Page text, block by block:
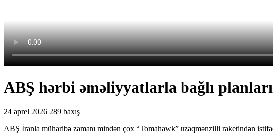
ABŞ hərbi əməliyyatlarla bağlı
24 aprel 2026 289 baxış
ABŞ İranla müharibə zamanı mindən çox “Tomahawk” uzaqmənzilli raketindən